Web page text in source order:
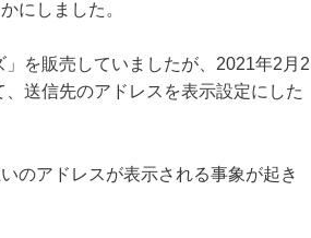
にしました。
を販売していましたが、2021年2月2
送信先のアドレスを表示設定にした
のアドレスが表示される事象が起き